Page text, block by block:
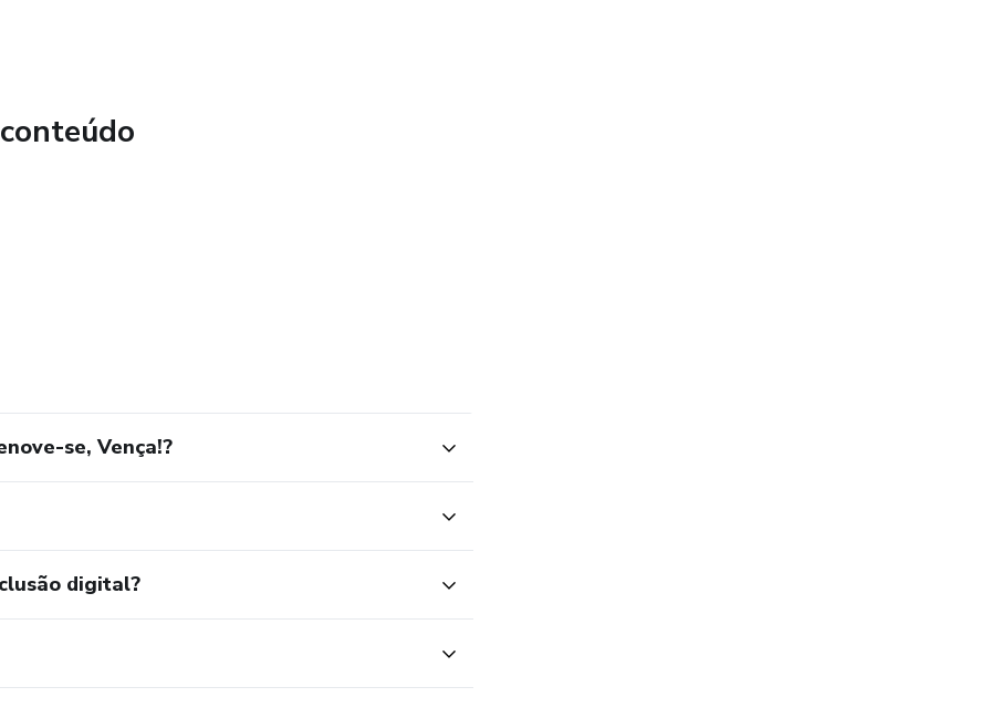
E sabe o que mais? Ninguém vai vir te levantar. Isso
está por suas escolhas. Ou pela falta delas. Não
seus pais, seu chefe ou o horóscopo. A responsabilidade é
Te Deve Nada. Ninguém nasceu com a obrigação de te
Não Vale Nada se Você Não Usar. É lindo ter sonhos,
são apenas fantasias. Potencial sem ação é como um
se, Vença!?
digital?